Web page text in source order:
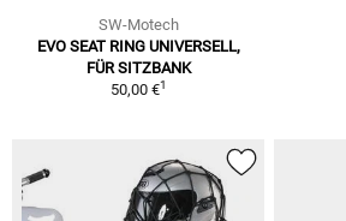
SW-Motech
EVO SEAT RING UNIVERSELL,
FÜR SITZBANK
50,00 €1